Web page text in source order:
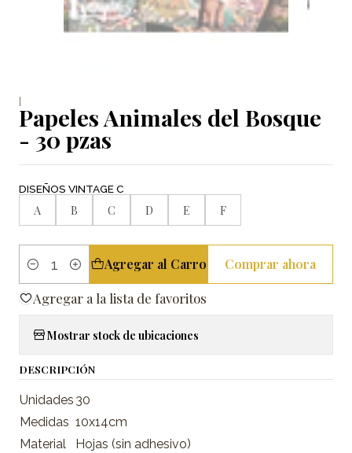
|
Papeles Animales del Bosque
- 30 pzas
DISEÑOS VINTAGE C
A B C D E F
Cantidad
Agregar al Carro Comprar ahora
Agregar a la lista de favoritos
Mostrar stock de ubicaciones
DESCRIPCIÓN
Unidades 30
Medidas 10x14cm
Material
Hojas (sin adhesivo)